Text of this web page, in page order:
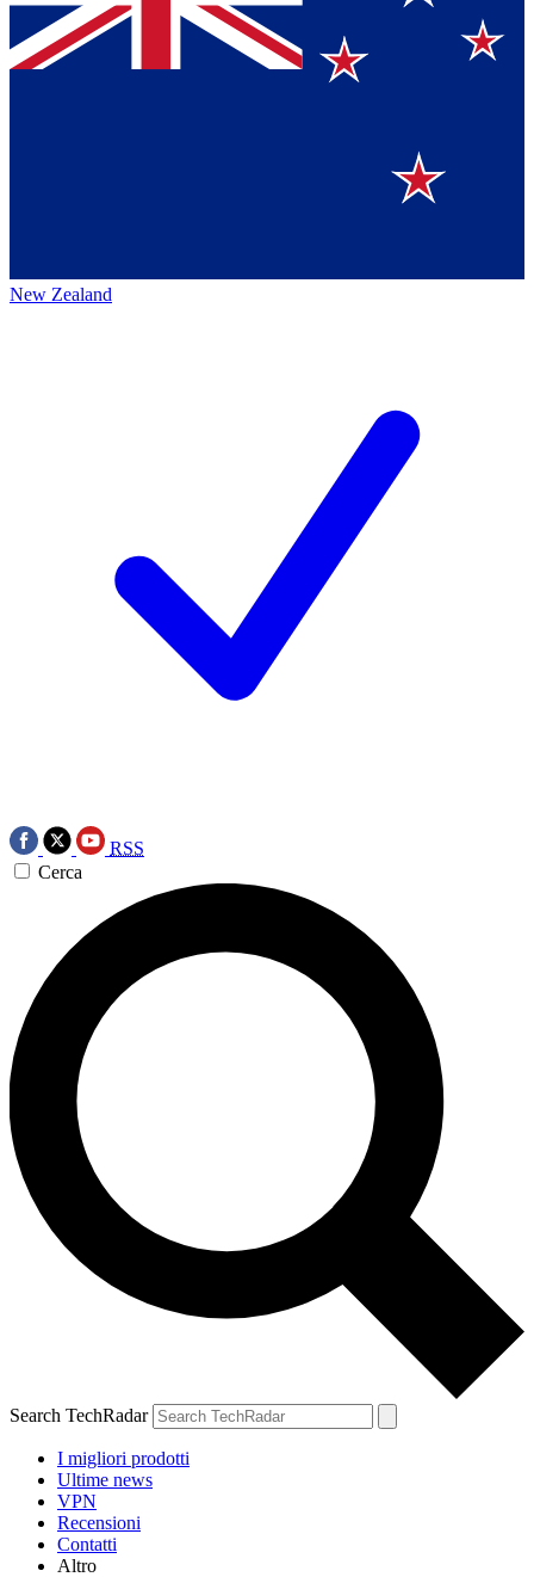
New Zealand
RSS
Cerca
Search TechRadar
I migliori prodotti
Ultime news
VPN
Recensioni
Contatti
Altro